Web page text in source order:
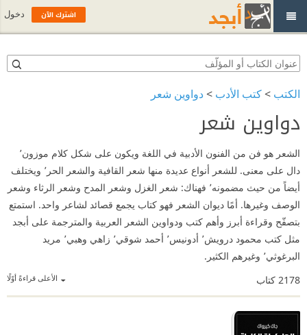
الكتب >كتب الأدب >دواوين شعر
دواوين شعر
الشعر هو فن من الفنون الأدبية في اللغة ويكون على شكل كلام موزون٬
دال على معنى. للشعر أنواع عديدة منها شعر القافية والشعر الحر٬ ويختلف
أيضاً من حيث مضمونه٬ فهناك: شعر الغزل وشعر المدح وشعر الرثاء وشعر
الوصف وغيرها. أمًا ديوان الشعر فهو كتاب يجمع قصائد لشاعر واحد. استمتع
بتصفّح وقراءة أبرز وأهم كتب ودواوين الشعر العربية والمترجمة على أبجد
مثل كتب محمود درويش٬ أدونيس٬ أحمد شوقي٬ زاهي وهبي٬ مريد
البرغوثي٬ وغيرهم الكثير.
الأعلى قراءةً أوّلًا 2178 كتاب
اشترك الآن دخول